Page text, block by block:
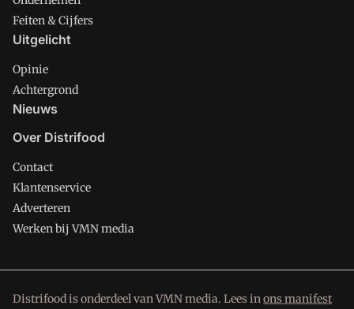
Feiten & Cijfers
Uitgelicht
Opinie
Achtergrond
Nieuws
Over Distrifood
Contact
Klantenservice
Adverteren
Werken bij VMN media
Distrifood is onderdeel van VMN media. Lees inons manifest